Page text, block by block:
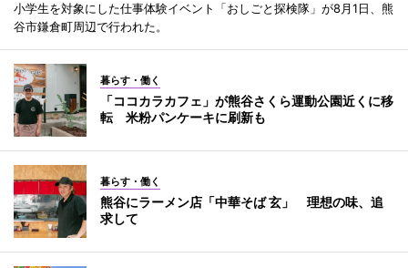
小学生を対象にした仕事体験イベント「おしごと探検隊」が8月1日、熊
谷市鎌倉町周辺で行われた。
暮らす・働く
「ココカラカフェ」が熊谷さくら運動公園近くに移
転 米粉パンケーキに刷新も
暮らす・働く
熊谷にラーメン店「中華そば 玄」 理想の味、追
求して